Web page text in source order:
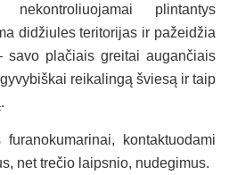
plintantys
didžiules teritorijas ir pažeidžia
savo plačiais greitai augančiais
reikalingą šviesą ir taip
kontaktuodami
net trečio laipsnio, nudegimus.